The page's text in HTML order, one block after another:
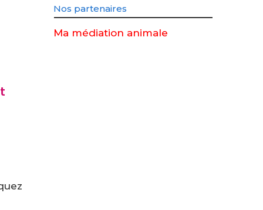
Nos partenaires
Ma médiation animale